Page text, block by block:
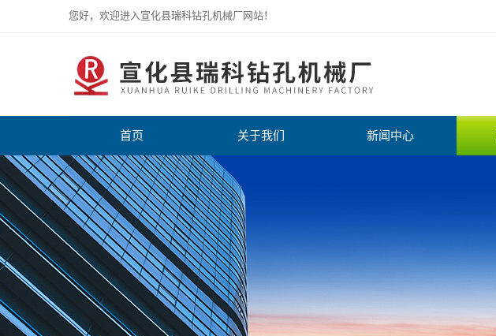
您好，欢迎进入宣化县瑞科钻孔机械厂网站！
首页 关于我们 新闻中心